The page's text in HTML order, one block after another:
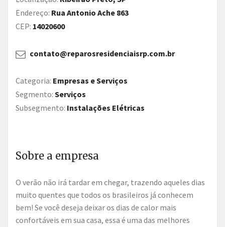
Endereço: Rua Antonio Ache 863
CEP: 14020600
contato@reparosresidenciaisrp.com.br
Categoria: Empresas e Serviços
Segmento: Serviços
Subsegmento: Instalações Elétricas
Sobre a empresa
O verão não irá tardar em chegar, trazendo aqueles dias
muito quentes que todos os brasileiros já conhecem
bem! Se você deseja deixar os dias de calor mais
confortáveis em sua casa, essa é uma das melhores